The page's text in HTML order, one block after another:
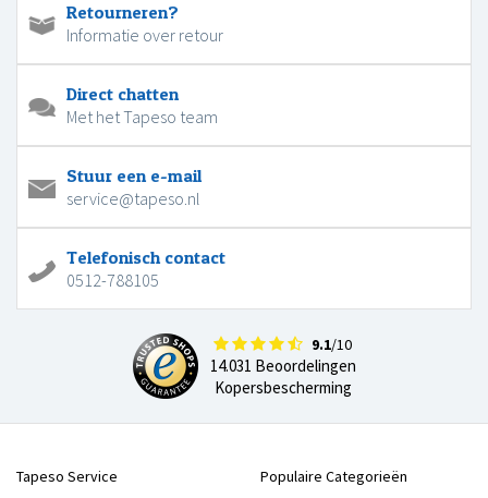
Retourneren?
Informatie over retour
Direct chatten
Met het Tapeso team
Stuur een e-mail
service@tapeso.nl
Telefonisch contact
0512-788105
9.1/10
14.031 Beoordelingen
Kopersbescherming
Tapeso Service
Populaire Categorieën